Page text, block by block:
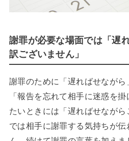
謝罪が必要な場面では「遅
訳ございません」
謝罪のために「遅ればせなが
「報告を忘れて相手に迷惑を
たいときには「遅ればせなが
では相手に謝罪する気持ちが